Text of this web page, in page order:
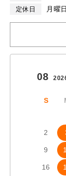
定休日 月曜
08
S
2
9
16